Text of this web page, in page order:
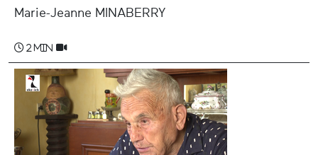
Marie-Jeanne MINABERRY
2 min